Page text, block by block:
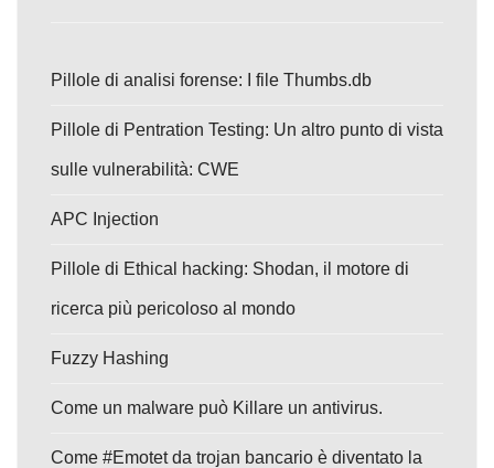
Pillole di analisi forense: I file Thumbs.db
Pillole di Pentration Testing: Un altro punto di vista
sulle vulnerabilità: CWE
APC Injection
Pillole di Ethical hacking: Shodan, il motore di
ricerca più pericoloso al mondo
Fuzzy Hashing
Come un malware può Killare un antivirus.
Come #Emotet da trojan bancario è diventato la